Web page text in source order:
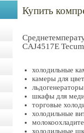
Купить
CAJ4517E
холодильные
камеры для
льдогенераторы
шкафы для
торговые
холодильные
холодильные